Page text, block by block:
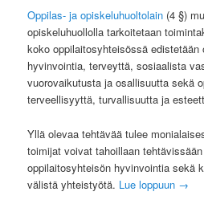
Oppilas- ja opiskeluhuoltolain (4 §)
opiskeluhuollolla tarkoitetaan
koko oppilaitosyhteisössä edistetään
hyvinvointia, terveyttä, sosiaalista
vuorovaikutusta ja osallisuutta sekä
terveellisyyttä, turvallisuutta ja
Yllä olevaa tehtävää tulee
toimijat voivat tahoillaan
oppilaitosyhteisön hyvinvointia sekä
välistä yhteistyötä. Lue loppuun →